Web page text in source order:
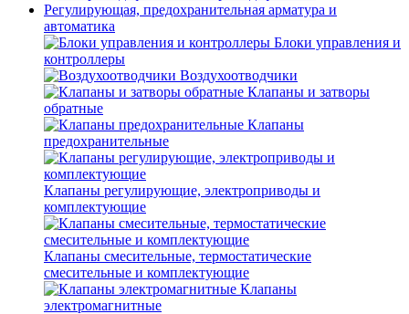
Регулирующая, предохранительная арматура и
автоматика
Блоки управления и
контроллеры
Воздухоотводчики
Клапаны и затворы
обратные
Клапаны
предохранительные
Клапаны регулирующие, электроприводы и
комплектующие
Клапаны смесительные, термостатические
смесительные и комплектующие
Клапаны
электромагнитные